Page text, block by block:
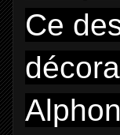
Ce